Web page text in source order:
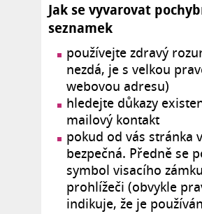
Jak se vyvarovat
seznamek
používejte zdravý
nezdá, je s velkou
webovou adresu)
hledejte důkazy
mailový kontakt
pokud od vás stránka
bezpečná. Předně se
symbol visacího
prohlížeči (obvykle
indikuje, že je